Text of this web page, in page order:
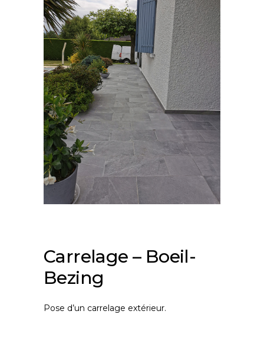
Carrelage – Boeil-
Bezing
Pose d’un carrelage extérieur.